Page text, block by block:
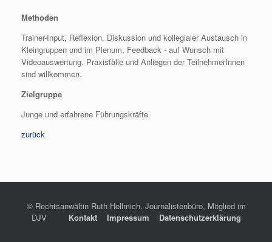
Methoden
Trainer-Input, Reflexion, Diskussion und kollegialer Austausch in
Kleingruppen und im Plenum, Feedback - auf Wunsch mit
Videoauswertung. Praxisfälle und Anliegen der TeilnehmerInnen
sind willkommen.
Zielgruppe
Junge und erfahrene Führungskräfte.
zurück
© Rechtsanwältin Ruth Hellmich, Journalistenbüro, Mitglied im
DJV Kontakt Impressum Datenschutzerklärung